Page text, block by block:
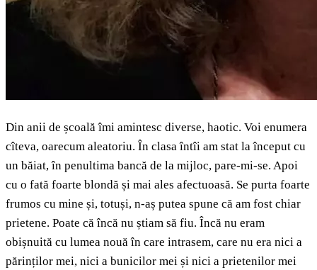
Din anii de școală îmi amintesc diverse, haotic. Voi enumera
cîteva, oarecum aleatoriu. În clasa întîi am stat la început cu
un băiat, în penultima bancă de la mijloc, pare-mi-se. Apoi
cu o fată foarte blondă și mai ales afectuoasă. Se purta foarte
frumos cu mine și, totuși, n-aș putea spune că am fost chiar
prietene. Poate că încă nu știam să fiu. Încă nu eram
obișnuită cu lumea nouă în care intrasem, care nu era nici a
părinților mei, nici a bunicilor mei și nici a prietenilor mei